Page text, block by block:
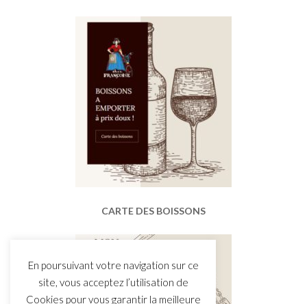
CARTE DES BOISSONS
En poursuivant votre navigation sur ce
site, vous acceptez l’utilisation de
Cookies pour vous garantir la meilleure